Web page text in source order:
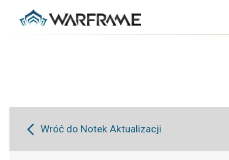
Wróć do Notek Aktualizacji